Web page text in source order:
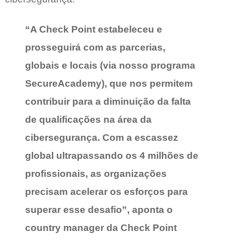
“A Check Point estabeleceu e
prosseguirá com as parcerias,
globais e locais (via nosso programa
SecureAcademy), que nos permitem
contribuir para a diminuição da falta
de qualificações na área da
cibersegurança. Com a escassez
global ultrapassando os 4 milhões de
profissionais, as organizações
precisam acelerar os esforços para
superar esse desafio”, aponta o
country manager da Check Point